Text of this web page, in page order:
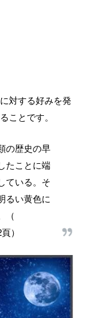
対する好みを発
ことです。
の歴史の早
たことに端
ている。そ
るい黄色に
（
）